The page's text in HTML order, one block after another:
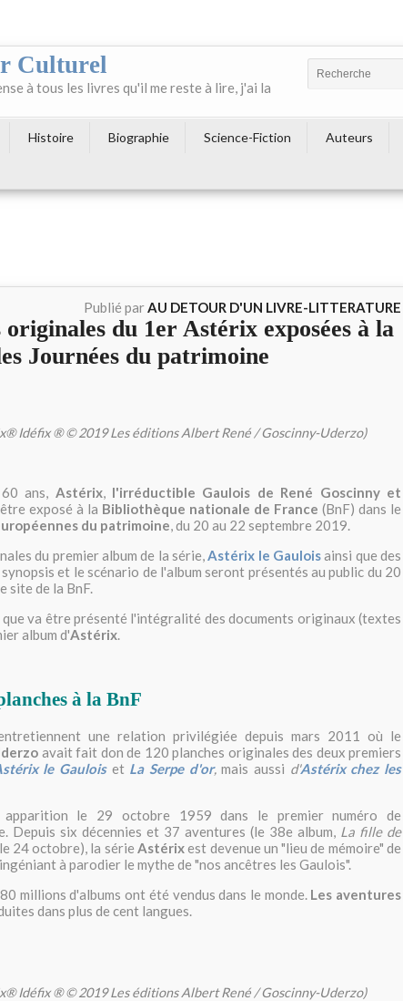
Culturel
à tous les livres qu'il me reste à lire, j'ai la
Histoire Biographie Science-Fiction Auteurs
Publié parAU DETOUR D'UN LIVRE-LITTERATURE
originales du 1er Astérix exposées à la
Journées du patrimoine
Idéfix ® © 2019 Les éditions Albert René / Goscinny-Uderzo)
ans, Astérix, l'irréductible Gaulois de René Goscinny et
exposé à la Bibliothèque nationale de France (BnF) dans le
du patrimoine, du 20 au 22 septembre 2019.
du premier album de la série,Astérix le Gauloisainsi que des
et le scénario de l'album seront présentés au public du 20
site de la BnF.
va être présenté l'intégralité des documents originaux (textes
album d'Astérix.
à la BnF
une relation privilégiée depuis mars 2011 où le
avait fait don de 120 planches originales des deux premiers
le Gauloiset La Serpe d'or,mais aussi d'Astérix chez les
le 29 octobre 1959 dans le premier numéro de
Depuis six décennies et 37 aventures (le 38e album, La fille de
24 octobre), la série Astérixest devenue un "lieu de mémoire" de
à parodier le mythe de "nos ancêtres les Gaulois".
millions d'albums ont été vendus dans le monde.Les aventures
dans plus de cent langues.
Idéfix ® © 2019 Les éditions Albert René / Goscinny-Uderzo)